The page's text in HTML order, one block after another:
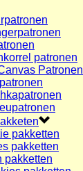
patronen
Patronen
pakketten
pakketten
pakketten